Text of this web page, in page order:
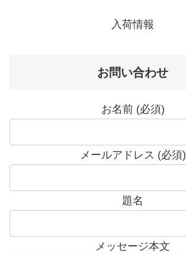
入荷情報
お問い合わせ
お名前 (必須)
メールアドレス (必須)
題名
メッセージ本文